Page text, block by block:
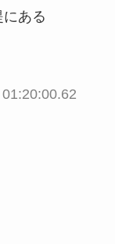
ある